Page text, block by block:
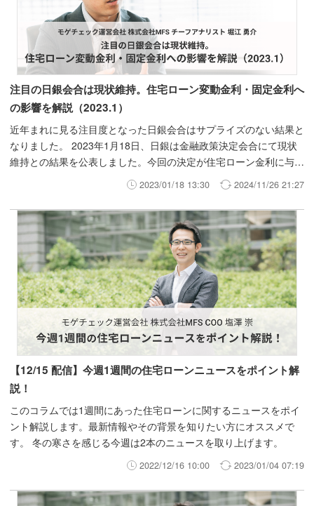
注目の日銀会合は現状維持。住宅ローン変動金利・固定金利へ
の影響を解説（2023.1）
近年まれに見る注目度となった日銀会合はサプライズのない結果と
なりました。 2023年1月18日、日銀は金融政策決定会合にて現状
維持との結果を公表しました。今回の決定が住宅ローン金利に与え
る影響をショート解説します。2023/01/18 13:30 2024/11/26 21:27
【12/15 配信】今週1週間の住宅ローンニュースをポイント解
説！
このコラムでは1週間にあった住宅ローンに関するニュースをポイ
ント解説します。最新情報やその背景を知りたい方にオススメで
す。 冬の寒さを感じる今週は2本のニュースを取り上げます。
2022/12/16 10:00 2023/01/04 07:19